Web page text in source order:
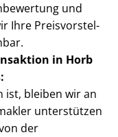
und
Ihre Preis­vor­stel­
in Horb
ist, bleiben wir an
unterstützen
der